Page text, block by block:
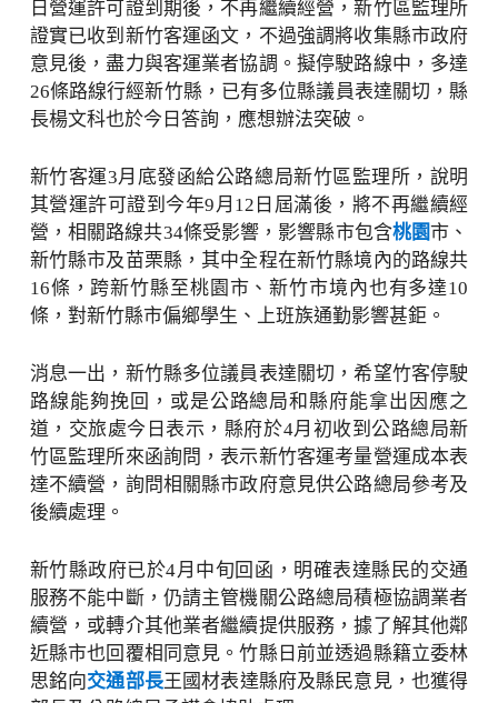
日營運許可證到期後，不再繼續經營，新竹區監理所
證實已收到新竹客運函文，不過強調將收集縣市政府
意見後，盡力與客運業者協調。擬停駛路線中，多達
26條路線行經新竹縣，已有多位縣議員表達關切，縣
長楊文科也於今日答詢，應想辦法突破。
新竹客運3月底發函給公路總局新竹區監理所，說明
其營運許可證到今年9月12日屆滿後，將不再繼續經
營，相關路線共34條受影響，影響縣市包含桃園市、
新竹縣市及苗栗縣，其中全程在新竹縣境內的路線共
16條，跨新竹縣至桃園市、新竹市境內也有多達10
條，對新竹縣市偏鄉學生、上班族通勤影響甚鉅。
消息一出，新竹縣多位議員表達關切，希望竹客停駛
路線能夠挽回，或是公路總局和縣府能拿出因應之
道，交旅處今日表示，縣府於4月初收到公路總局新
竹區監理所來函詢問，表示新竹客運考量營運成本表
達不續營，詢問相關縣市政府意見供公路總局參考及
後續處理。
新竹縣政府已於4月中旬回函，明確表達縣民的交通
服務不能中斷，仍請主管機關公路總局積極協調業者
續營，或轉介其他業者繼續提供服務，據了解其他鄰
近縣市也回覆相同意見。竹縣日前並透過縣籍立委林
思銘向交通部長王國材表達縣府及縣民意見，也獲得